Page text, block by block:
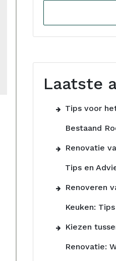
Laatste
Tips voor
Bestaand
Renovatie
Tips en
Renoveren
Keuken:
Kiezen
Renovatie: